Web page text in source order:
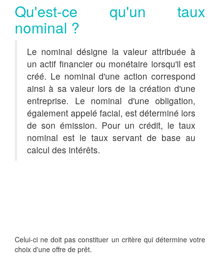
Qu'est-ce qu'un taux
nominal ?
Le nominal désigne la valeur attribuée à
un actif financier ou monétaire lorsqu'il est
créé. Le nominal d'une action correspond
ainsi à sa valeur lors de la création d'une
entreprise. Le nominal d'une obligation,
également appelé facial, est déterminé lors
de son émission. Pour un crédit, le taux
nominal est le taux servant de base au
calcul des intérêts.
Celui-ci ne doit pas constituer un critère qui détermine votre
choix d'une offre de prêt.